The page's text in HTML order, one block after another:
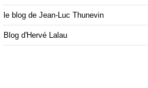
le blog de Jean-Luc Thunevin
Blog d'Hervé Lalau